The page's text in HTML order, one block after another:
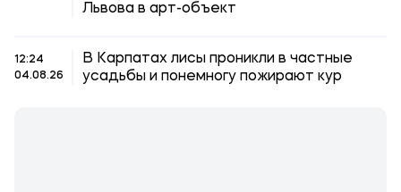
Львова в арт-объект
12:24
04.08.26
В Карпатах лисы проникли в частные
усадьбы и понемногу пожирают кур